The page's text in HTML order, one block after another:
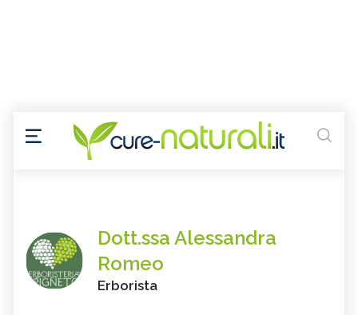
Dott.ssa Alessandra
Romeo
Erborista